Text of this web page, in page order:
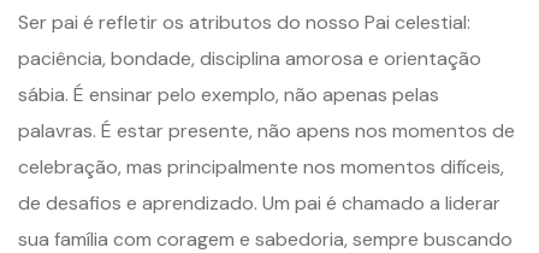
Ser pai é refletir os atributos do nosso Pai celestial:
paciência, bondade, disciplina amorosa e orientação
sábia. É ensinar pelo exemplo, não apenas pelas
palavras. É estar presente, não apens nos momentos de
celebração, mas principalmente nos momentos difíceis,
de desafios e aprendizado. Um pai é chamado a liderar
sua família com coragem e sabedoria, sempre buscando